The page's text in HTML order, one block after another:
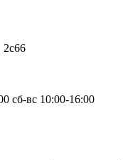
сб-вс 10:00-16:00